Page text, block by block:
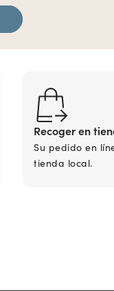
Recoger en
Su pedido en
tienda local.